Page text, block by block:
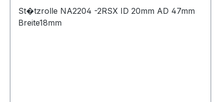
St�tzrolle NA2204 -2RSX ID 20mm AD 47mm
Breite18mm